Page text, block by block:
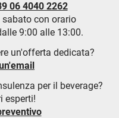
06 4040 2262
con orario
9:00 alle 13:00.
un'offerta dedicata?
per il beverage?
esperti!